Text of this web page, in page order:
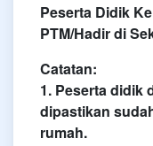
Peserta Didik
PTM/Hadir di
Catatan:
1. Peserta didik
dipastikan
rumah.